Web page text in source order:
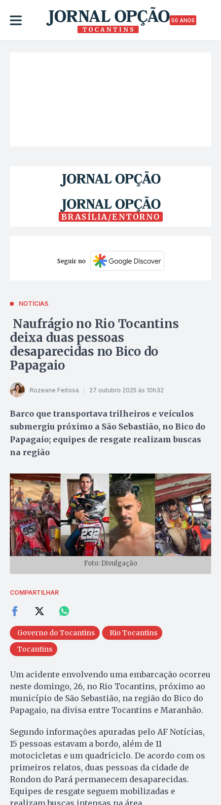
50 ANOS
BRASÍLIA/ENTORNO
Seguir no
NOTÍCIAS
Naufrágio no Rio Tocantins
deixa duas pessoas
desaparecidas no Bico do
Papagaio
Rozeane Feitosa 27 outubro 2025 às 10h32
Barco que transportava trilheiros e veículos
submergiu próximo a São Sebastião, no Bico do
Papagaio; equipes de resgate realizam buscas
na região
Foto: Divulgação
COMPARTILHAR
Governo do Tocantins
Rio Tocantins
Tocantins
Um acidente envolvendo uma embarcação ocorreu
neste domingo, 26, no Rio Tocantins, próximo ao
município de São Sebastião, na região do Bico do
Papagaio, na divisa entre Tocantins e Maranhão.
Segundo informações apuradas pelo AF Notícias,
15 pessoas estavam a bordo, além de 11
motocicletas e um quadriciclo. De acordo com os
primeiros relatos, duas pessoas da cidade de
Rondon do Pará permanecem desaparecidas.
Equipes de resgate seguem mobilizadas e